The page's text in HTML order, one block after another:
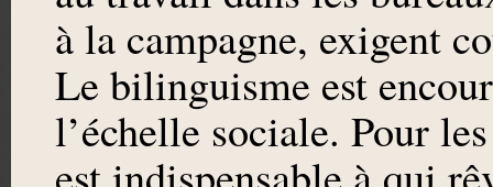
à la campagne, exigent
Le bilinguisme est
l’échelle sociale. Pour